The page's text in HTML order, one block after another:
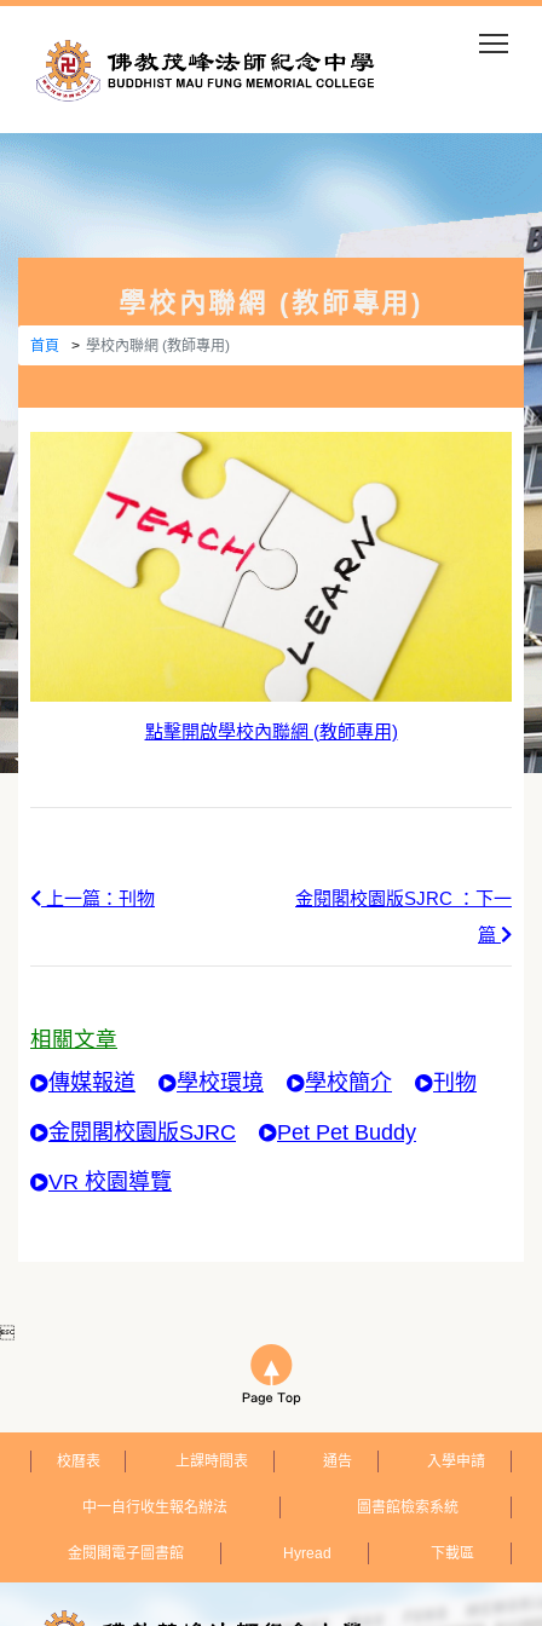
學校內聯網 (教師專用)
首頁 學校內聯網 (教師專用)
點擊開啟學校內聯網 (教師專用)
上一篇：刊物
金閱閣校園版SJRC ：下一
篇
相關文章
傳媒報道
學校環境 學校簡介 刊物
金閱閣校園版SJRC Pet Pet Buddy
VR 校園導覽

校曆表 上課時間表 通告 入學申請
中一自行收生報名辦法 圖書館檢索系統
金閱閣電子圖書館 Hyread 下載區